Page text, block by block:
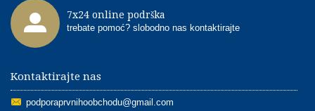
7x24 online podrška
trebate pomoć? slobodno nas kontaktirajte
Kontaktirajte nas
podporaprvnihoobchodu@gmail.com